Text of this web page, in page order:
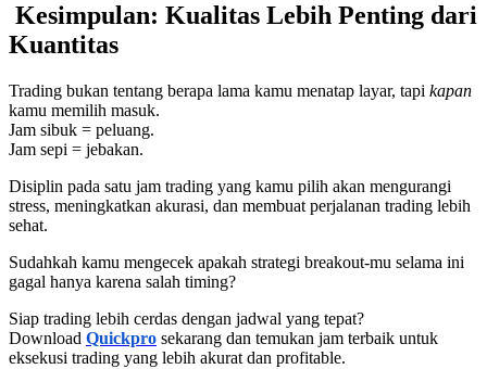
Kesimpulan: Kualitas Lebih Penting dari
Kuantitas
Trading bukan tentang berapa lama kamu menatap layar, tapi kapan
kamu memilih masuk.
Jam sibuk = peluang.
Jam sepi = jebakan.
Disiplin pada satu jam trading yang kamu pilih akan mengurangi
stress, meningkatkan akurasi, dan membuat perjalanan trading lebih
sehat.
Sudahkah kamu mengecek apakah strategi breakout-mu selama ini
gagal hanya karena salah timing?
Siap trading lebih cerdas dengan jadwal yang tepat?
Download Quickpro sekarang dan temukan jam terbaik untuk
eksekusi trading yang lebih akurat dan profitable.